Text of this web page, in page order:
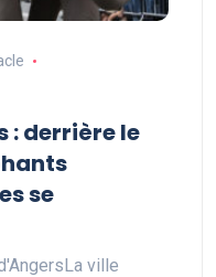
derrière le
se
ville